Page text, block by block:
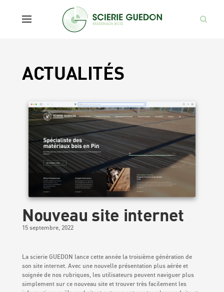
Rechercher: Scierie Guedon
Produits & Services
Développement durable
Qualité & Labels
Actualités
ACTUALITÉS
Nouveau site internet
15 septembre, 2022
La scierie GUEDON lance cette année la troisième génération de
son site internet. Avec une nouvelle présentation plus aérée et
soignée de nos rubriques, les utilisateurs peuvent naviguer plus
simplement sur ce nouveau site et trouver très facilement les